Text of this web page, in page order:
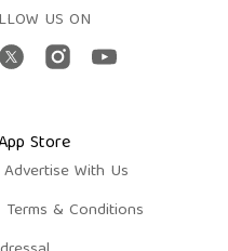
US ON
Advertise With Us
Terms & Conditions